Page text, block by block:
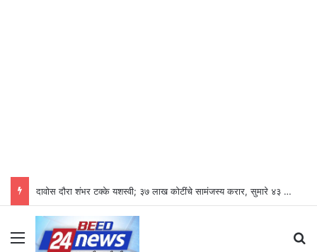
दावोस दौरा शंभर टक्के यशस्वी; ३७ लाख कोटींचे सामंजस्य करार, सुमारे ४३ लाख रोजगारनिर्मिती – उद्योगमंत्री डॉ. उदय सामंत
Menu